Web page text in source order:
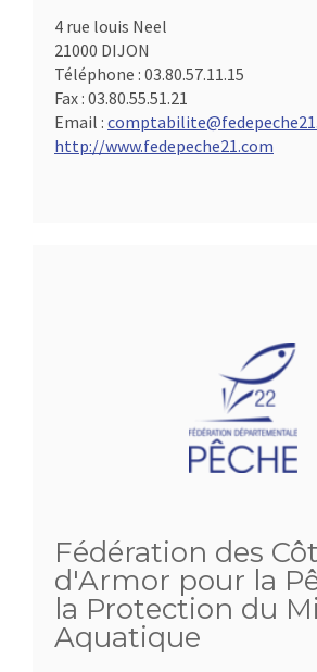
4 rue louis Neel
21000 DIJON
Téléphone : 03.80.57.11.15
Fax : 03.80.55.51.21
Email :
http://www.fedepeche21.com
Fédération des
d'Armor pour la
la Protection du
Aquatique